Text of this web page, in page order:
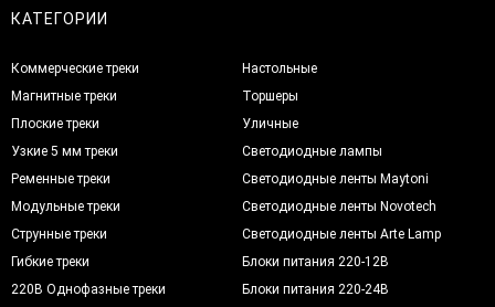
КАТЕГОРИИ
Коммерческие треки
Магнитные треки
Плоские треки
Узкие 5 мм треки
Ременные треки
Модульные треки
Струнные треки
Гибкие треки
220В Однофазные треки
Настольные
Торшеры
Уличные
Светодиодные лампы
Светодиодные ленты Maytoni
Светодиодные ленты Novotech
Светодиодные ленты Arte Lamp
Блоки питания 220-12В
Блоки питания 220-24В